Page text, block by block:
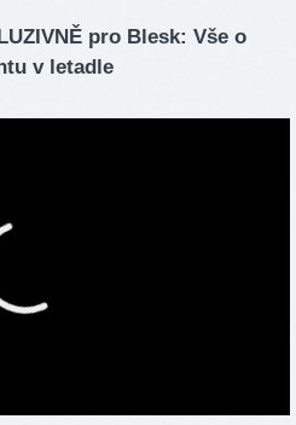
pro Blesk: Vše o
v letadle